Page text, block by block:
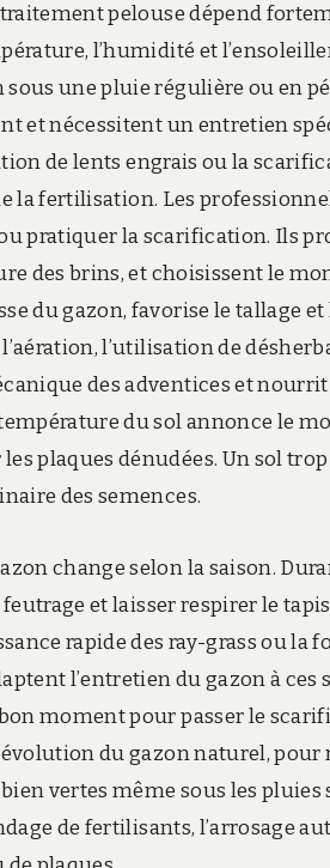
pelouse dépend
l’humidité et
une pluie régulière ou en
et nécessitent un entretien
de lents engrais ou la
la fertilisation. Les
pratiquer la scarification. Ils
des brins, et choisissent le
du gazon, favorise le tallage
l’utilisation de
des adventices et
du sol annonce le
plaques dénudées. Un sol
des semences.
change selon la saison.
et laisser respirer le
rapide des ray-grass ou la
l’entretien du gazon à
moment pour passer le
du gazon naturel,
vertes même sous les
de fertilisants, l’arrosage